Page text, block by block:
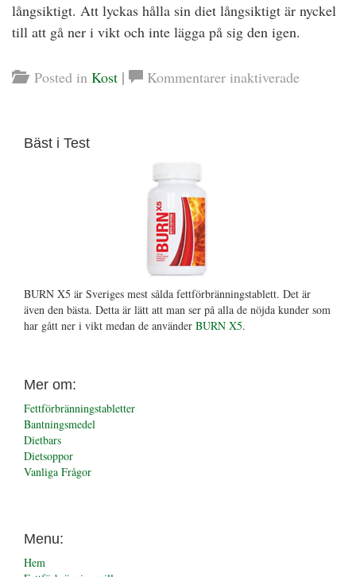
långsiktigt. Att lyckas hålla sin diet långsiktigt är nyckel
till att gå ner i vikt och inte lägga på sig den igen.
Posted in Kost | Kommentarer inaktiveradeför
Bäst i Test
BURN X5 är Sveriges mest sålda fettförbränningstablett. Det är
även den bästa. Detta är lätt att man ser på alla de nöjda kunder som
har gått ner i vikt medan de använder BURN X5.
Mer om:
Fettförbränningstabletter
Bantningsmedel
Dietbars
Dietsoppor
Vanliga Frågor
Menu:
Hem